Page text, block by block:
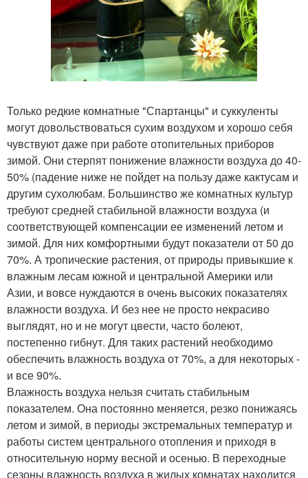
Только редкие комнатные "Спартанцы" и суккуленты
могут довольствоваться сухим воздухом и хорошо себя
чувствуют даже при работе отопительных приборов
зимой. Они стерпят понижение влажности воздуха до 40-
50% (падение ниже не пойдет на пользу даже кактусам и
другим сухолюбам. Большинство же комнатных культур
требуют средней стабильной влажности воздуха (и
соответствующей компенсации ее изменений летом и
зимой. Для них комфортными будут показатели от 50 до
70%. А тропические растения, от природы привыкшие к
влажным лесам южной и центральной Америки или
Азии, и вовсе нуждаются в очень высоких показателях
влажности воздуха. И без нее не просто некрасиво
выглядят, но и не могут цвести, часто болеют,
постепенно гибнут. Для таких растений необходимо
обеспечить влажность воздуха от 70%, а для некоторых -
и все 90%.
Влажность воздуха нельзя считать стабильным
показателем. Она постоянно меняется, резко понижаясь
летом и зимой, в периоды экстремальных температур и
работы систем центрального отопления и приходя в
относительную норму весной и осенью. В переходные
сезоны влажность воздуха в жилых комнатах находится